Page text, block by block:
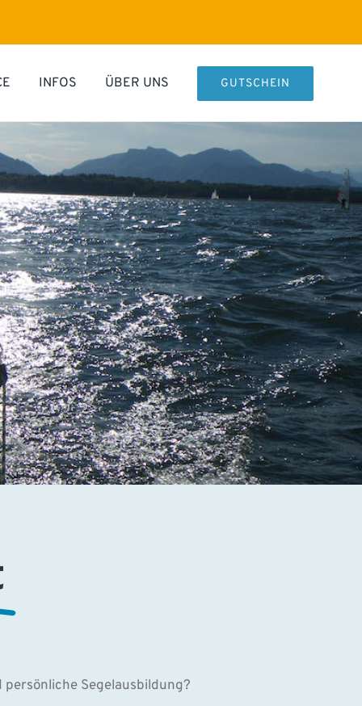
INFOS ÜBER UNS GUTSCHEIN
Segelausbildung?